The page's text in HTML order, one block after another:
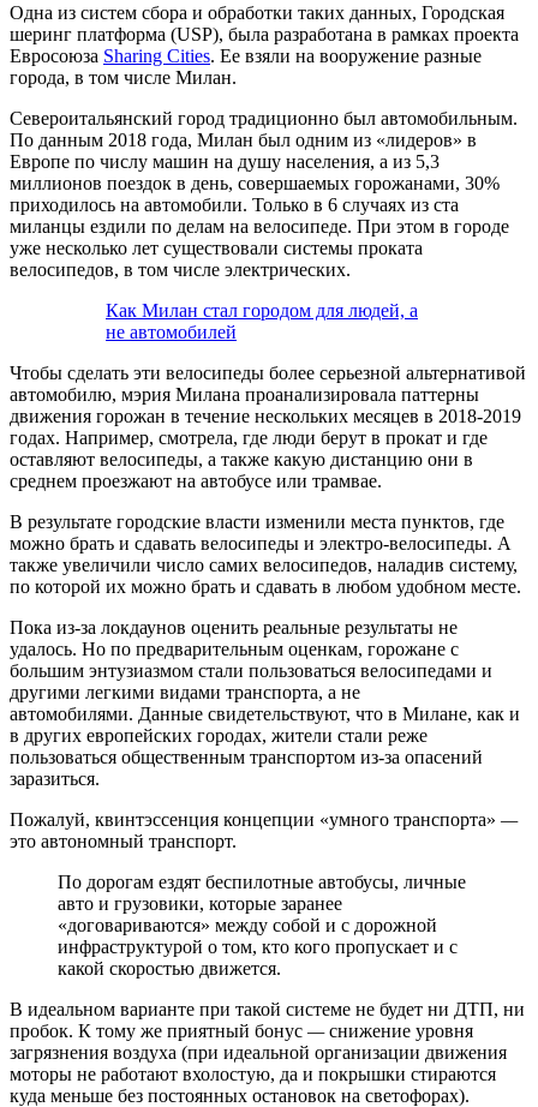
Одна из систем сбора и обработки таких данных, Городская
шеринг платформа (USP), была разработана в рамках проекта
Евросоюза Sharing Cities. Ее взяли на вооружение разные
города, в том числе Милан.
Североитальянский город традиционно был автомобильным.
По данным 2018 года, Милан был одним из «лидеров» в
Европе по числу машин на душу населения, а из 5,3
миллионов поездок в день, совершаемых горожанами, 30%
приходилось на автомобили. Только в 6 случаях из ста
миланцы ездили по делам на велосипеде. При этом в городе
уже несколько лет существовали системы проката
велосипедов, в том числе электрических.
Как Милан стал городом для людей, а
не автомобилей
Чтобы сделать эти велосипеды более серьезной альтернативой
автомобилю, мэрия Милана проанализировала паттерны
движения горожан в течение нескольких месяцев в 2018-2019
годах. Например, смотрела, где люди берут в прокат и где
оставляют велосипеды, а также какую дистанцию они в
среднем проезжают на автобусе или трамвае.
В результате городские власти изменили места пунктов, где
можно брать и сдавать велосипеды и электро-велосипеды. А
также увеличили число самих велосипедов, наладив систему,
по которой их можно брать и сдавать в любом удобном месте.
Пока из-за локдаунов оценить реальные результаты не
удалось. Но по предварительным оценкам, горожане с
большим энтузиазмом стали пользоваться велосипедами и
другими легкими видами транспорта, а не
автомобилями. Данные свидетельствуют, что в Милане, как и
в других европейских городах, жители стали реже
пользоваться общественным транспортом из-за опасений
заразиться.
Пожалуй, квинтэссенция концепции «умного транспорта» —
это автономный транспорт.
По дорогам ездят беспилотные автобусы, личные
авто и грузовики, которые заранее
«договариваются» между собой и с дорожной
инфраструктурой о том, кто кого пропускает и с
какой скоростью движется.
В идеальном варианте при такой системе не будет ни ДТП, ни
пробок. К тому же приятный бонус —снижение уровня
загрязнения воздуха (при идеальной организации движения
моторы не работают вхолостую, да и покрышки стираются
куда меньше без постоянных остановок на светофорах).